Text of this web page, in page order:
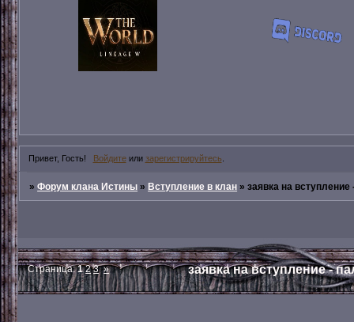
Привет, Гость! Войдитеили зарегистрируйтесь
»Форум клана Истины »Вступление в клан »заявка на
заявка на вступление -
Страница:1 2 3 »